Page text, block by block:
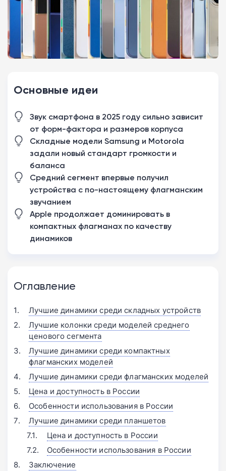
Основные идеи
Звук смартфона в 2025 году сильно зависит
от форм-фактора и размеров корпуса
Складные модели Samsung и Motorola
задали новый стандарт громкости и
баланса
Средний сегмент впервые получил
устройства с по-настоящему флагманским
звучанием
Apple продолжает доминировать в
компактных флагманах по качеству
динамиков
Оглавление
Лучшие динамики среди складных устройств
Лучшие колонки среди моделей среднего
ценового сегмента
Лучшие динамики среди компактных
флагманских моделей
Лучшие динамики среди флагманских моделей
Цена и доступность в России
Особенности использования в России
Лучшие динамики среди планшетов
Цена и доступность в России
Особенности использования в России
Заключение